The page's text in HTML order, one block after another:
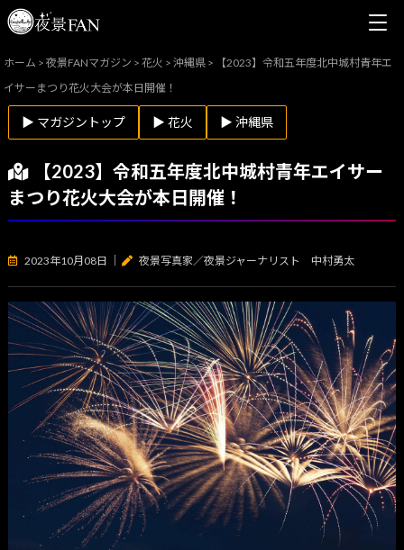
ホーム >夜景FANマガジン >花火 >沖縄県 >
【2023】令和五年度北中城村青年エ
イサーまつり花火大会が本日開催！
▶ マガジントップ ▶ 花火 ▶ 沖縄県
【2023】令和五年度北中城村青年エイサー
まつり花火大会が本日開催！
2023年10月08日 夜景写真家／夜景ジャーナリスト 中村勇太